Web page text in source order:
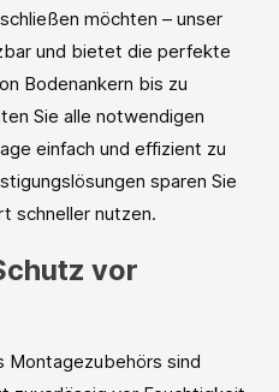
möchten – unser
und bietet die perfekte
Bodenankern bis zu
Sie alle notwendigen
einfach und effizient zu
sparen Sie
schneller nutzen.
vor
Montagezubehörs sind